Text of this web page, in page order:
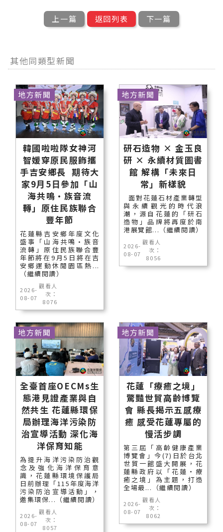
上一篇 返回列表 下一篇
其他同類型新聞
韓國啦啦隊女神河
智媛穿原民服飾攜
手吉安鄉長 期待大
家9月5日參加「山
海共鳴•族音流
轉」原住民族聯合
豐年節
花蓮縣吉安鄉年度文化
盛事「山海共鳴•族音
流轉」原住民族聯合豐
年節將在9月5日將在吉
安鄉運動休閒園區熱...
（繼續閱讀）
2026-
08-07
觀看人
次：
8076
地方新聞
研石造物 × 金玉良
研 × 永續材質圖書
館 解構「未來日
常」新樣貌
面對花蓮石材產業轉型
與永續觀光的時代浪
潮，源自花蓮的「研石
造物」品牌將再度於南
港展覽館...（繼續閱讀）
2026-
08-07
觀看人
次：
8056
地方新聞
全臺首座OECMs生
態港見證產業與自
然共生 花蓮縣環保
局辦理海洋污染防
治宣導活動 深化海
洋保育知能
為提升海洋污染防治觀
念及強化海洋保育意
識，花蓮縣環境保護局
日前辦理「115年度海洋
污染防治宣導活動」，
邀集環保...（繼續閱讀）
2026-
08-07
觀看人
次：
8057
地方新聞
花蓮「療癒之境」
驚豔世貿高齡博覽
會 縣長揭示五感療
癒 感受花蓮專屬的
慢活步調
第三屆「高齡健康產業
博覽會」今(7)日於台北
世貿一館盛大開展，花
蓮縣政府以「花蓮‧療
癒之境」為主題，打造
全場最...（繼續閱讀）
2026-
08-07
觀看人
次：
8062
地方新聞